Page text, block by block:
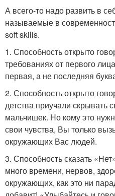
А всего-то надо развить в
называемые в
soft skills.
1. Способность открыто
требованиях от первого
первая, а не последняя
2. Способность открыто
детства приучали скрывать
мальчишек. Но кому это
свои чувства, Вы только
окружающих Вас людей.
3. Способность сказать
много времени, нервов,
окружающих, как это ни